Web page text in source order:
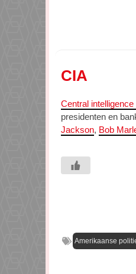
CIA
Central intelligence
presidenten en
Jackson, Bob
Amerikaanse